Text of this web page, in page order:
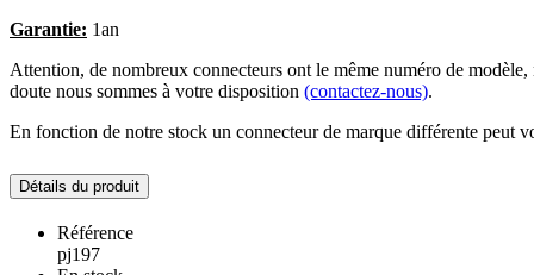
Garantie: 1an
Attention, de nombreux connecteurs ont le même numéro de
doute nous sommes à votre disposition (contactez-nous).
En fonction de notre stock un connecteur de marque différente peut
Détails du produit
Référence
pj197